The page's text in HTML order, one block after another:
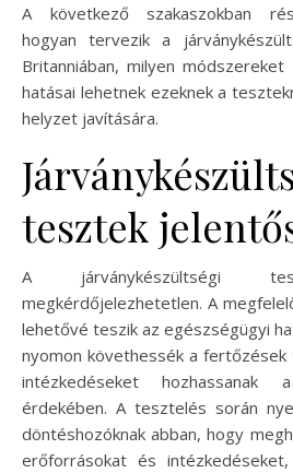
A következő szakaszokban
hogyan tervezik a
Britanniában, milyen módszereket
hatásai lehetnek ezeknek a
helyzet javítására.
tesztek
A járványkészültségi
megkérdőjelezhetetlen. A
lehetővé teszik az egészségügyi
nyomon követhessék a
intézkedéseket hozhassanak
érdekében. A tesztelés során
döntéshozóknak abban, hogy
erőforrásokat és